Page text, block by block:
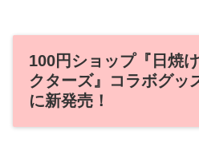
100円ショップ『日焼
クターズ』コラボグッ
に新発売！